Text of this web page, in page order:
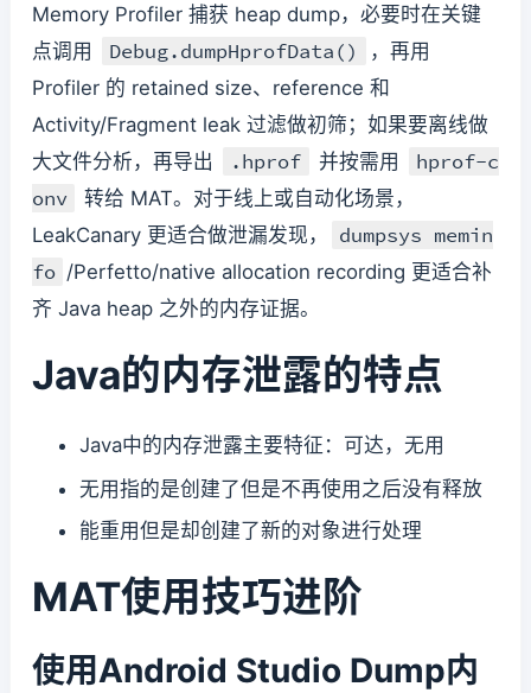
Memory Profiler 捕获 heap dump，必要时在关键
点调用
Debug.dumpHprofData()
，再用
Profiler 的 retained size、reference 和
Activity/Fragment leak 过滤做初筛；如果要离线做
大文件分析，再导出
.hprof 并按需用
hprof-c
onv
转给 MAT。对于线上或自动化场景，
LeakCanary 更适合做泄漏发现，
dumpsys memin
fo /Perfetto/native allocation recording 更适合补
齐 Java heap 之外的内存证据。
Java的内存泄露的特点
Java中的内存泄露主要特征：可达，无用
无用指的是创建了但是不再使用之后没有释放
能重用但是却创建了新的对象进行处理
MAT使用技巧进阶
使用Android Studio Dump内